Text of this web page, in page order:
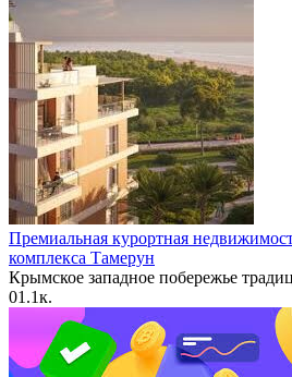
Премиальная курортная
комплекса Тамерун
Крымское западное побережье
01.1к.